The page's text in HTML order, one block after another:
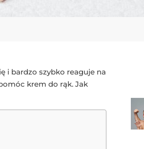
i bardzo szybko reaguje na
krem do rąk. Jak